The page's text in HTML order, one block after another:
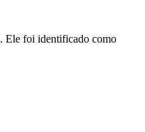
. Ele foi identificado como